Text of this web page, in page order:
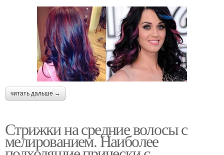
читать дальше →
Стрижки на средние волосы с
мелированием. Наиболее